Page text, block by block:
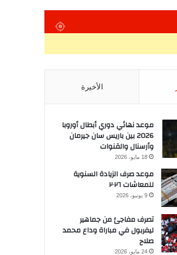
الأخيرة
موعد نهائي دوري أبطال أوروبا
2026 بين باريس سان جيرمان
وأرسنال والقنوات
18 مايو، 2026
موعد صرف الزيادة السنوية
للمعاشات ٢٠٢٦
9 يونيو، 2026
تصرف مفاجئ من جماهير
ليفربول في مباراة وداع محمد
صلاح
24 مايو، 2026